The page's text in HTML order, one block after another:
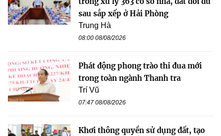
sau sắp xếp ở Hải Phòng
Trung Hà
08:00 08/08/2026
Phát động phong trào thi đua mới
trong toàn ngành Thanh tra
Trí Vũ
07:47 08/08/2026
Khơi thông quyền sử dụng đất, tạo